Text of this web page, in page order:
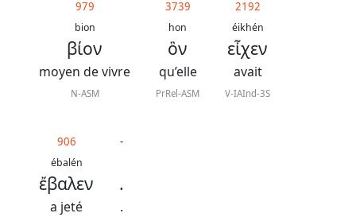
979
bion
βίον
moyen de vivre
N-ASM
3739
hon
ὃν
qu’elle
PrRel-ASM
2192
éikhén
εἶχεν
avait
V-IAInd-3S
906
ébalén
ἔβαλεν
a jeté
-
.
.